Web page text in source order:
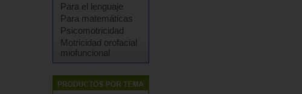
Para el lenguaje
Para matemáticas
Psicomotricidad
Motricidad orofacial
miofuncional